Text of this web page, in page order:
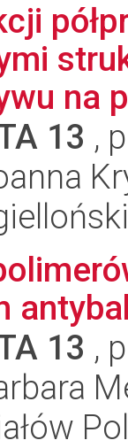
na
13 ,
13 ,